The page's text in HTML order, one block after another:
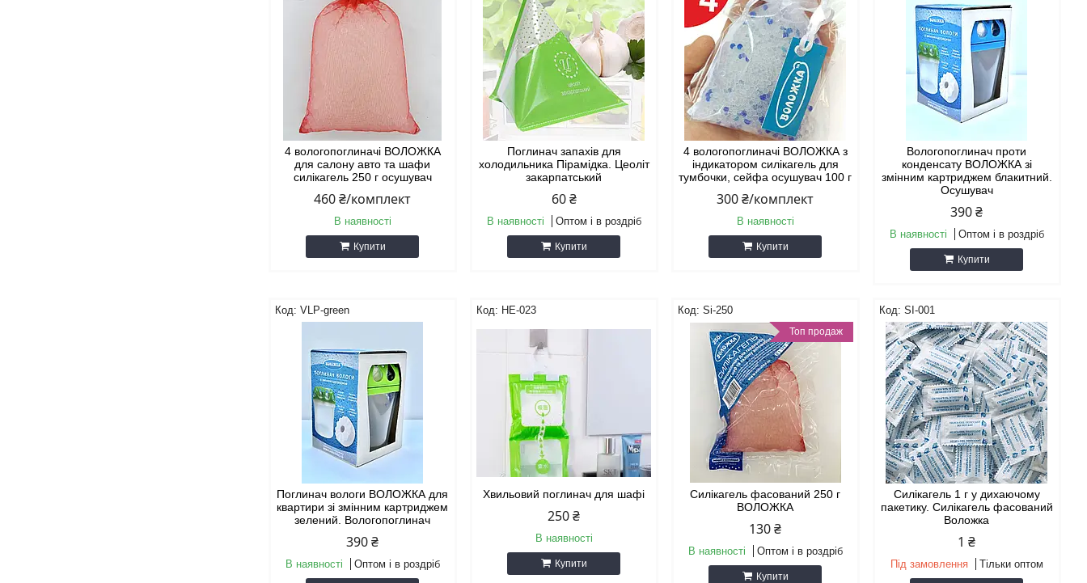
4 вологопоглиначі ВОЛОЖКА
для салону авто та шафи
силікагель 250 г осушувач
460 ₴/комплект
В наявності
Купити
Поглинач запахів для
холодильника Пірамідка. Цеоліт
закарпатський
60 ₴
В наявності Оптом і в роздріб
Купити
4 вологопоглиначі ВОЛОЖКА з
індикатором силікагель для
тумбочки, сейфа осушувач 100 г
300 ₴/комплект
В наявності
Купити
Вологопоглинач проти
конденсату ВОЛОЖКА зі
змінним картриджем блакитний.
Осушувач
390 ₴
В наявності Оптом і в роздріб
Купити
VLP-green
Поглинач вологи ВОЛОЖКА для
квартири зі змінним картриджем
зелений. Вологопоглинач
390 ₴
В наявності Оптом і в роздріб
НЕ-023
Хвильовий поглинач для шафі
250 ₴
В наявності
Купити
Si-250
Топ продаж
Силікагель фасований 250 г
ВОЛОЖКА
130 ₴
В наявності Оптом і в роздріб
Купити
SI-001
Силікагель 1 г у дихаючому
пакетику. Силікагель фасований
Воложка
1 ₴
Під замовлення Тільки оптом